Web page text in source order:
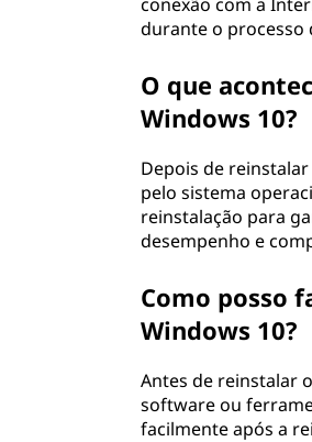
durante o processo
O que
Windows 10?
Depois de
pelo sistema
reinstalação para
desempenho e
Como posso
Windows 10?
Antes de reinstalar
software ou
facilmente após a